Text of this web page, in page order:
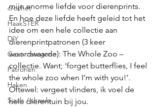
crochet
HaakSTER
DIY
Geen categorie
Patronen
Haken
Sjaals / shawls
mijn enorme liefde voor dierenprints.
En hoe deze liefde heeft geleid tot het
idee om een hele collectie aan
dierenprintpatronen (3 keer
woordwaarde): The Whole Zoo –
collectie. Want; ‘forget butterflies, I feel
the whole zoo when I’m with you!’.
Oftewel: vergeet vlinders, ik voel de
hele dierentuin bij jou.